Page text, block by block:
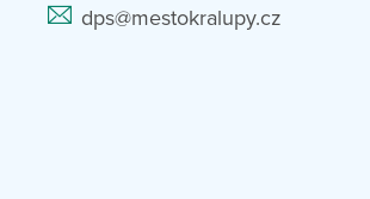
dps@mestokralupy.cz